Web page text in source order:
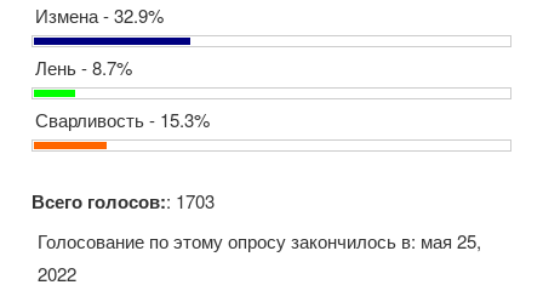
Измена - 32.9%
Лень - 8.7%
Сварливость - 15.3%
Всего голосов:: 1703
Голосование по этому опросу закончилось в: мая 25,
2022